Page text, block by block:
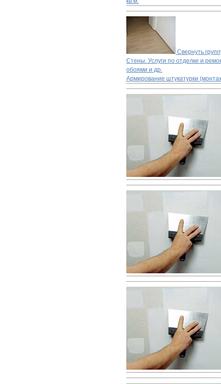
Свернуть
Стены. Услуги по отделке и
обоями и др.
Армирование штукатурки